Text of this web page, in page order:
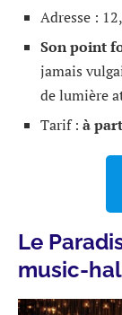
Adresse :
Son point
jamais
de lumière
Tarif : à
Le
music-